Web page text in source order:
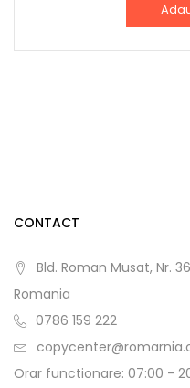
CONTACT
Bld. Roman Musat, Nr.
Romania
0786 159 222
Orar functionare: 07:00 -